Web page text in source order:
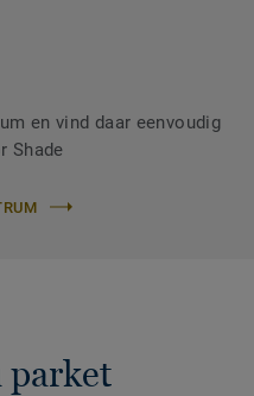
en vind daar eenvoudig
Shade
parket